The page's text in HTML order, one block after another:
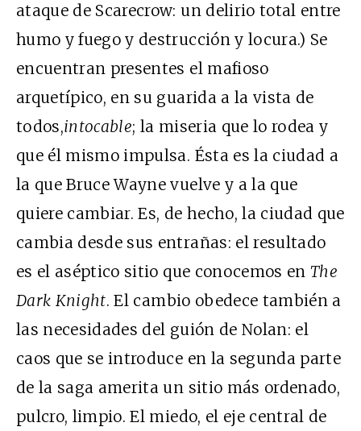
ataque de Scarecrow: un delirio total entre
humo y fuego y destrucción y locura.) Se
encuentran presentes el mafioso
arquetípico, en su guarida a la vista de
todos,intocable; la miseria que lo rodea y
que él mismo impulsa. Ésta es la ciudad a
la que Bruce Wayne vuelve y a la que
quiere cambiar. Es, de hecho, la ciudad que
cambia desde sus entrañas: el resultado
es el aséptico sitio que conocemos en The
Dark Knight. El cambio obedece también a
las necesidades del guión de Nolan: el
caos que se introduce en la segunda parte
de la saga amerita un sitio más ordenado,
pulcro, limpio. El miedo, el eje central de